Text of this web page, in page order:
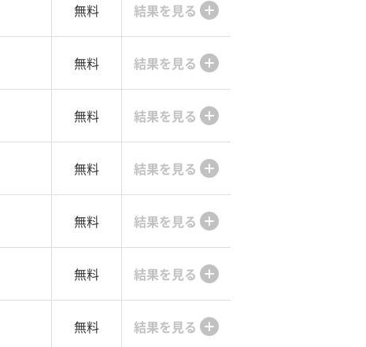
無料 結果を見る
無料 結果を見る
無料 結果を見る
無料 結果を見る
無料 結果を見る
無料 結果を見る
無料 結果を見る